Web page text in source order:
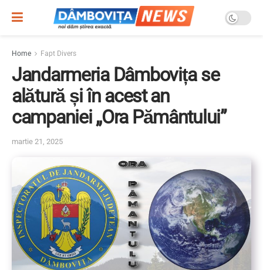
Home Fapt Divers
Jandarmeria Dâmbovița se
alătură și în acest an
campaniei „Ora Pământului”
martie 21, 2025